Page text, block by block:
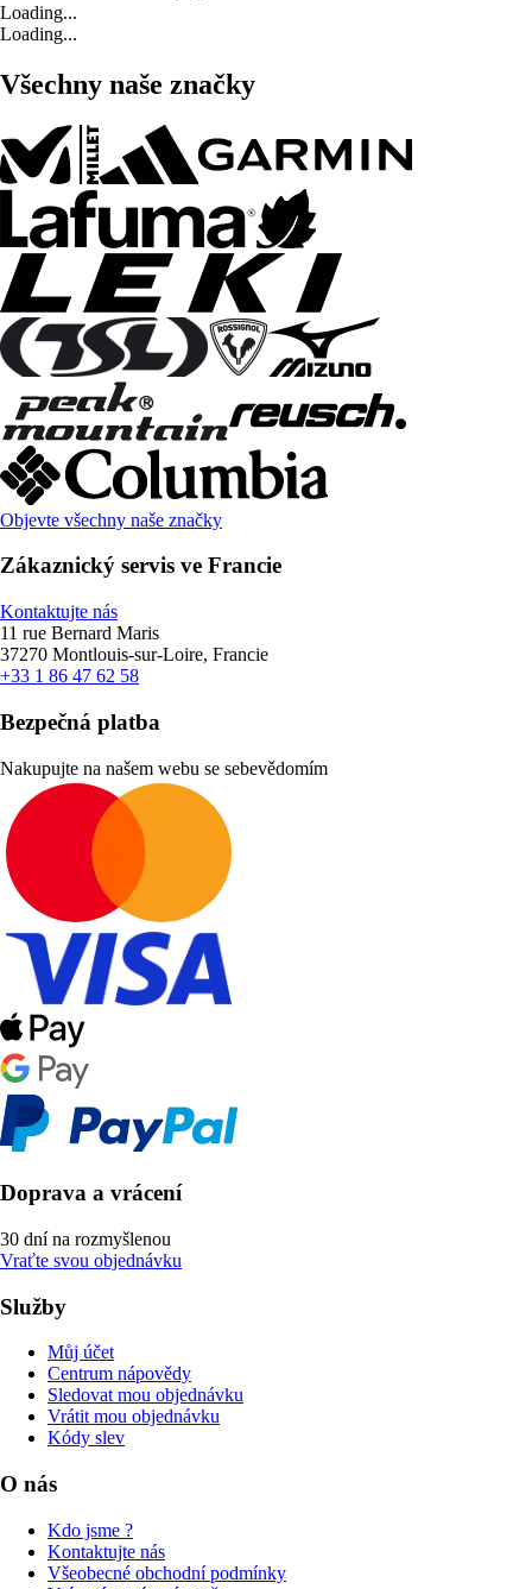
Loading...
Loading...
Všechny naše značky
Objevte všechny naše značky
Zákaznický servis ve Francie
Kontaktujte nás
11 rue Bernard Maris
37270 Montlouis-sur-Loire, Francie
+33 1 86 47 62 58
Bezpečná platba
Nakupujte na našem webu se sebevědomím
Doprava a vrácení
30 dní na rozmyšlenou
Vraťte svou objednávku
Služby
Můj účet
Centrum nápovědy
Sledovat mou objednávku
Vrátit mou objednávku
Kódy slev
O nás
Kdo jsme ?
Kontaktujte nás
Všeobecné obchodní podmínky